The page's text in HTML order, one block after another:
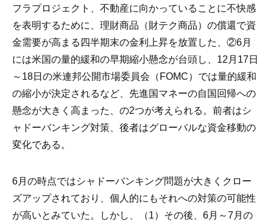
フラプロジェクト、不動産に向かっていることに不快感
を表明するために、理財商品（財テク商品）の償還で資
金需要が高まる四半期末の金利上昇を放置した、②6月
には米国の量的緩和の早期縮小懸念が台頭し、12月17日
～18日の米連邦公開市場委員会（FOMC）では量的緩和
の縮小が決定されるなど、先進国マネーの自国回帰への
懸念が大きく高まった、の2つが考えられる。前者はシ
ャドーバンキング対策、後者はグローバルな資金移動の
変化である。
6月の時点ではシャドーバンキング問題が大きくクロー
ズアップされており、個人的にもそれへの対策の可能性
が高いとみていた。しかし、（1）その後、6月～7月の